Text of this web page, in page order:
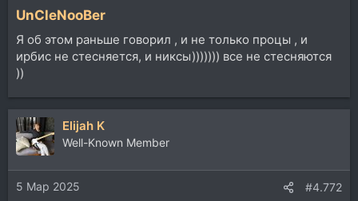
UnCleNooBer
Я об этом раньше говорил , и не только процы , и
ирбис не стесняется, и никсы))))))) все не стесняются
))
Elijah K
Well-Known Member
5 Мар 2025 #4.772